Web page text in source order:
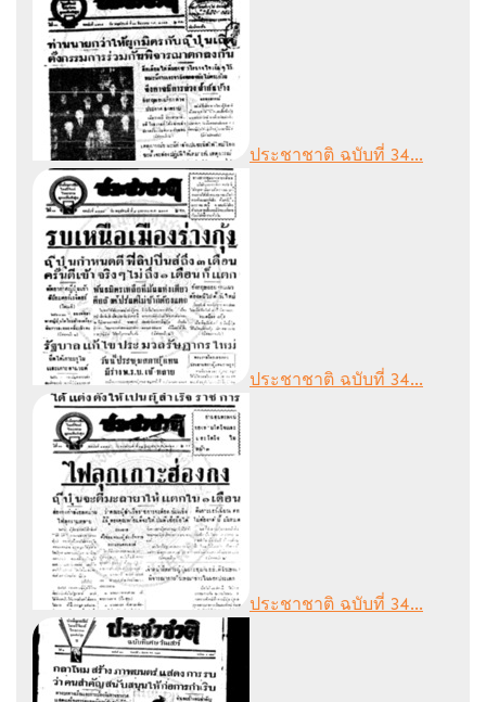
ประชาชาติ ฉบับที่ 34...
ประชาชาติ ฉบับที่ 34...
ประชาชาติ ฉบับที่ 34...